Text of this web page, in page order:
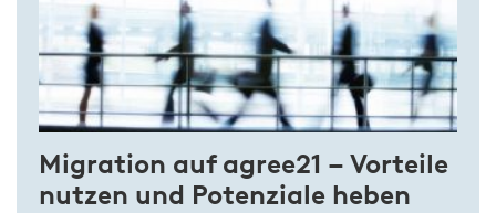
Migration auf agree21 – Vorteile
nutzen und Potenziale heben